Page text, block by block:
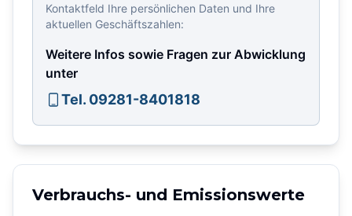
Kontaktfeld Ihre persönlichen Daten und Ihre
aktuellen Geschäftszahlen:
Weitere Infos sowie Fragen zur Abwicklung
unter
Tel. 09281-8401818
Verbrauchs- und Emissionswerte